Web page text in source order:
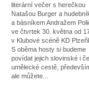
literární večer s herečkou
Natašou Burger a
a básníkem Andražem
ve čtvrtek 30. května od
v Klubové scéně KD
S oběma hosty si budeme
povídat jejich slovinské i
umělecké cestě,
ale můžete...